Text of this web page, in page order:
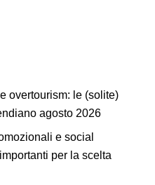
overtourism: le (solite)
agosto 2026
e social
per la scelta